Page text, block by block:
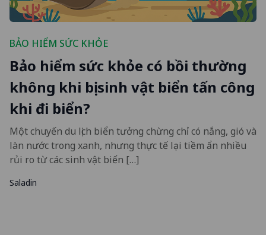
BẢO HIỂM SỨC KHỎE
Bảo hiểm sức khỏe có bồi thường
không khi bị sinh vật biển tấn công
khi đi biển?
Một chuyến du lịch biển tưởng chừng chỉ có nắng, gió và
làn nước trong xanh, nhưng thực tế lại tiềm ẩn nhiều
rủi ro từ các sinh vật biển […]
Saladin